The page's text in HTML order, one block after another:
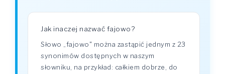
Jak inaczej nazwać fajowo?
Słowo „fajowo" można zastąpić jednym z 23
synonimów dostępnych w naszym
słowniku, na przykład: całkiem dobrze, do